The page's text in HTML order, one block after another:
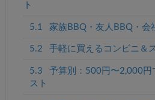
ト
5.1 家族BBQ・友人BBQ・会
5.2 手軽に買えるコンビニ＆
5.3
予算別：500円〜2,000円
スト